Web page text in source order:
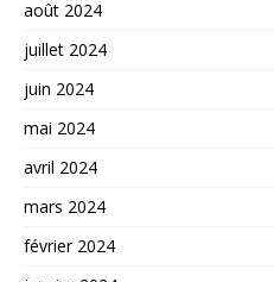
août 2024
juillet 2024
juin 2024
mai 2024
avril 2024
mars 2024
février 2024